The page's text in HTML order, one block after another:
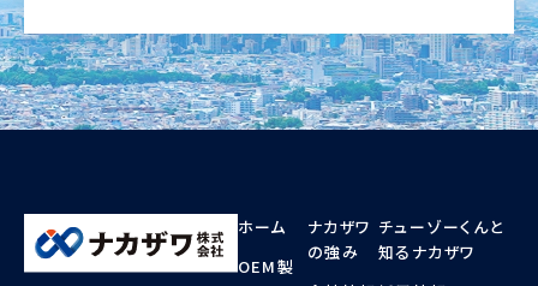
ホーム
OEM製
ナカザワ
の強み
チューゾーくんと
知るナカザワ